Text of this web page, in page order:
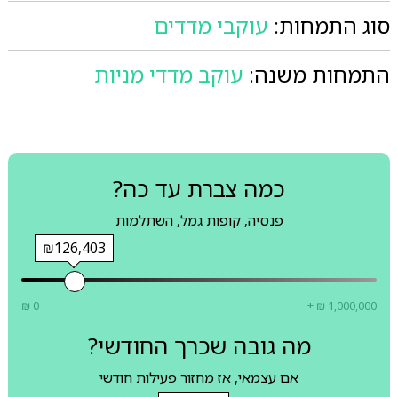
סוג התמחות: עוקבי מדדים
התמחות משנה: עוקב מדדי מניות
כמה צברת עד כה?
פנסיה, קופות גמל, השתלמות
₪126,403
₪ 0 + ₪ 1,000,000
מה גובה שכרך החודשי?
אם עצמאי, אז מחזור פעילות חודשי